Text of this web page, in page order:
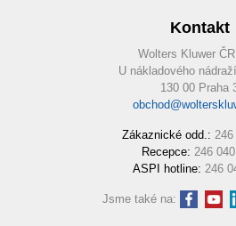
Kontakt
Wolters Kluwer
U nákladového
130 00 Praha
Zákaznické odd.:
Recepce: 246
ASPI hotline: 246
Jsme také na: